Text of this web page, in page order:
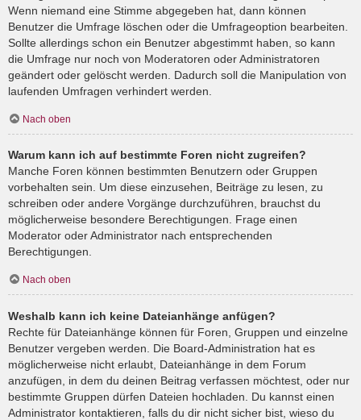
Wenn niemand eine Stimme abgegeben hat, dann können
Benutzer die Umfrage löschen oder die Umfrageoption bearbeiten.
Sollte allerdings schon ein Benutzer abgestimmt haben, so kann
die Umfrage nur noch von Moderatoren oder Administratoren
geändert oder gelöscht werden. Dadurch soll die Manipulation von
laufenden Umfragen verhindert werden.
Nach oben
Warum kann ich auf bestimmte Foren nicht zugreifen?
Manche Foren können bestimmten Benutzern oder Gruppen
vorbehalten sein. Um diese einzusehen, Beiträge zu lesen, zu
schreiben oder andere Vorgänge durchzuführen, brauchst du
möglicherweise besondere Berechtigungen. Frage einen
Moderator oder Administrator nach entsprechenden
Berechtigungen.
Nach oben
Weshalb kann ich keine Dateianhänge anfügen?
Rechte für Dateianhänge können für Foren, Gruppen und einzelne
Benutzer vergeben werden. Die Board-Administration hat es
möglicherweise nicht erlaubt, Dateianhänge in dem Forum
anzufügen, in dem du deinen Beitrag verfassen möchtest, oder nur
bestimmte Gruppen dürfen Dateien hochladen. Du kannst einen
Administrator kontaktieren, falls du dir nicht sicher bist, wieso du